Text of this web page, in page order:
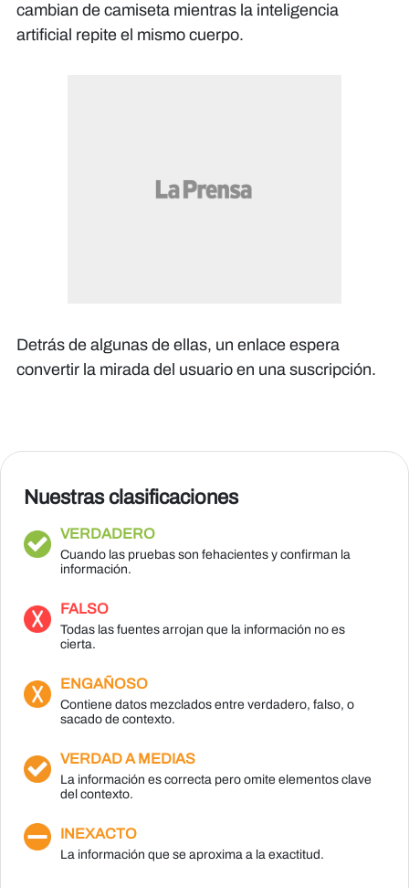
cambian de camiseta mientras la inteligencia
artificial repite el mismo cuerpo.
Detrás de algunas de ellas, un enlace espera
convertir la mirada del usuario en una suscripción.
Nuestras clasificaciones
VERDADERO
Cuando las pruebas son fehacientes y confirman la
información.
FALSO
Todas las fuentes arrojan que la información no es
cierta.
ENGAÑOSO
Contiene datos mezclados entre verdadero, falso, o
sacado de contexto.
VERDAD A MEDIAS
La información es correcta pero omite elementos clave
del contexto.
INEXACTO
La información que se aproxima a la exactitud.